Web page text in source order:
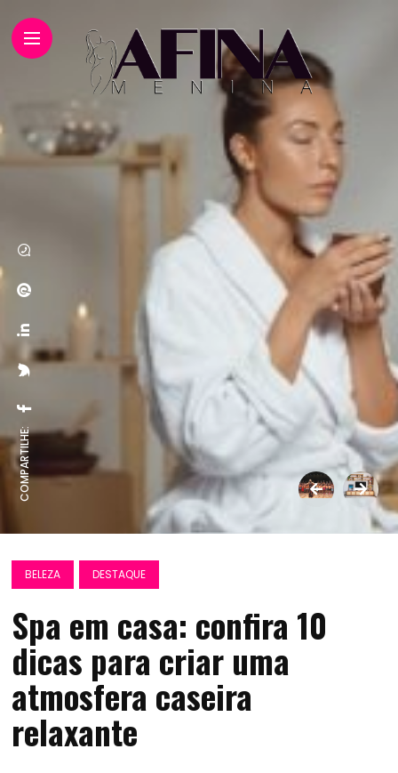
COMPARTILHE:
BELEZA DESTAQUE
Spa em casa: confira 10
dicas para criar uma
atmosfera caseira
relaxante